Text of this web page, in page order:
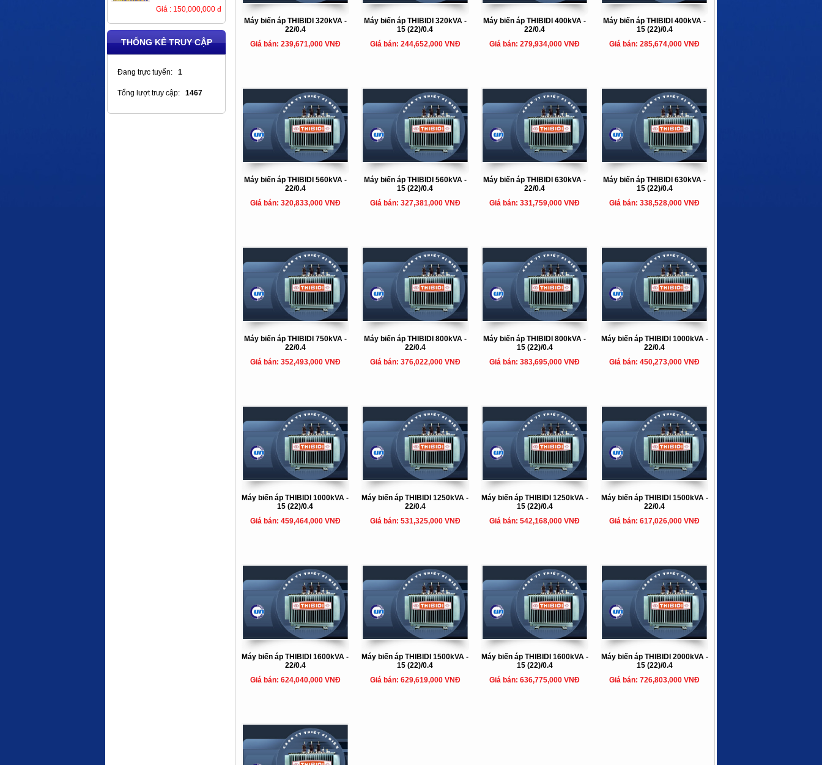
Máy biến áp THIBIDI 320kVA -
22/0.4
Giá bán: 239,671,000 VNĐ
Máy biến áp THIBIDI 320kVA -
15 (22)/0.4
Giá bán: 244,652,000 VNĐ
Máy biến áp THIBIDI 400kVA -
22/0.4
Giá bán: 279,934,000 VNĐ
Máy biến áp THIBIDI 400kVA -
15 (22)/0.4
Giá bán: 285,674,000 VNĐ
Máy biến áp THIBIDI 560kVA -
22/0.4
Giá bán: 320,833,000 VNĐ
Máy biến áp THIBIDI 560kVA -
15 (22)/0.4
Giá bán: 327,381,000 VNĐ
Máy biến áp THIBIDI 630kVA -
22/0.4
Giá bán: 331,759,000 VNĐ
Máy biến áp THIBIDI 630kVA -
15 (22)/0.4
Giá bán: 338,528,000 VNĐ
Máy biến áp THIBIDI 750kVA -
22/0.4
Giá bán: 352,493,000 VNĐ
Máy biến áp THIBIDI 800kVA -
22/0.4
Giá bán: 376,022,000 VNĐ
Máy biến áp THIBIDI 800kVA -
15 (22)/0.4
Giá bán: 383,695,000 VNĐ
Máy biến áp THIBIDI 1000kVA -
22/0.4
Giá bán: 450,273,000 VNĐ
Máy biến áp THIBIDI 1000kVA -
15 (22)/0.4
Giá bán: 459,464,000 VNĐ
Máy biến áp THIBIDI 1250kVA -
22/0.4
Giá bán: 531,325,000 VNĐ
Máy biến áp THIBIDI 1250kVA -
15 (22)/0.4
Giá bán: 542,168,000 VNĐ
Máy biến áp THIBIDI 1500kVA -
22/0.4
Giá bán: 617,026,000 VNĐ
Máy biến áp THIBIDI 1600kVA -
22/0.4
Giá bán: 624,040,000 VNĐ
Máy biến áp THIBIDI 1500kVA -
15 (22)/0.4
Giá bán: 629,619,000 VNĐ
Máy biến áp THIBIDI 1600kVA -
15 (22)/0.4
Giá bán: 636,775,000 VNĐ
Máy biến áp THIBIDI 2000kVA -
15 (22)/0.4
Giá bán: 726,803,000 VNĐ
Giá : 150,000,000 đ
THỐNG KÊ TRUY CẬP
Đang trực tuyến: 1
Tổng lượt truy cập: 1467